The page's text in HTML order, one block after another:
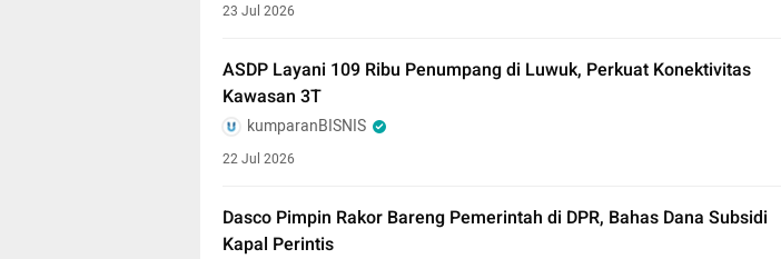
23 Jul 2026
ASDP Layani 109 Ribu Penumpang di Luwuk, Perkuat Konektivitas
Kawasan 3T
kumparanBISNIS
22 Jul 2026
Dasco Pimpin Rakor Bareng Pemerintah di DPR, Bahas Dana Subsidi
Kapal Perintis